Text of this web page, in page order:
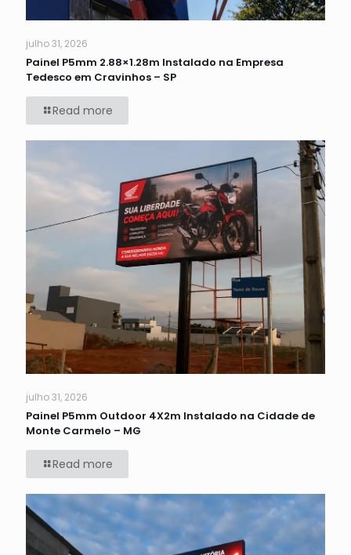
julho 31, 2026
Painel P5mm 2.88×1.28m Instalado na Empresa
Tedesco em Cravinhos – SP
Read more
julho 31, 2026
Painel P5mm Outdoor 4X2m Instalado na Cidade de
Monte Carmelo – MG
Read more